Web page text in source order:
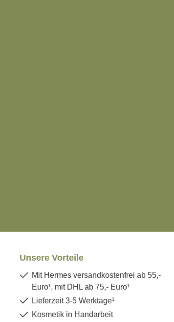
Unsere Vorteile
Mit Hermes versandkostenfrei ab 55,-
Euro¹, mit DHL ab 75,- Euro¹
Lieferzeit 3-5 Werktage¹
Kosmetik in Handarbeit